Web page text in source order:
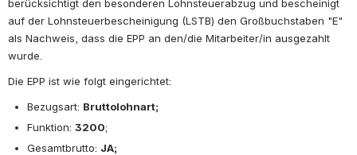
berücksichtigt den besonderen Lohnsteuerabzug und bescheinigt
auf der Lohnsteuerbescheinigung (LSTB) den Großbuchstaben "E"
als Nachweis, dass die EPP an den/die Mitarbeiter/in ausgezahlt
wurde.
Die EPP ist wie folgt eingerichtet:
Bezugsart: Bruttolohnart;
Funktion: 3200;
Gesamtbrutto: JA;